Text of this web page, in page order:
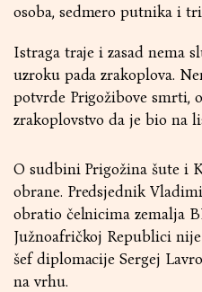
osoba, sedmero putnika i tri
Istraga traje i zasad nema
uzroku pada zrakoplova.
potvrde Prigožibove smrti,
zrakoplovstvo da je bio na
O sudbini Prigožina šute i
obrane. Predsjednik
obratio čelnicima zemalja
Južnoafričkoj Republici
šef diplomacije Sergej
na vrhu.